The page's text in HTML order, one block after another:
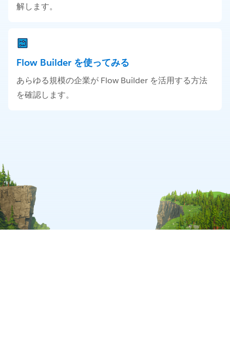
解します。
Flow Builder を使ってみる
あらゆる規模の企業が Flow Builder を活用する方法
を確認します。